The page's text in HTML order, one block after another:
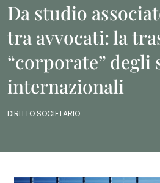
Da studio
tra avvocati: la
“corporate” degli
internazionali
DIRITTO SOCIETARIO